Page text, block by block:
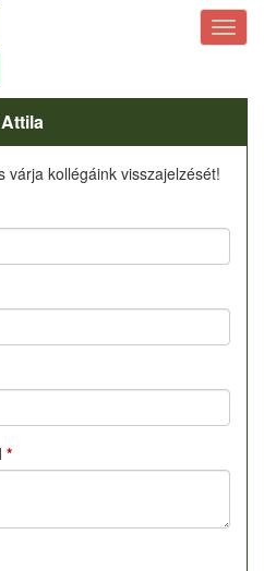
várja kollégáink visszajelzését!
*